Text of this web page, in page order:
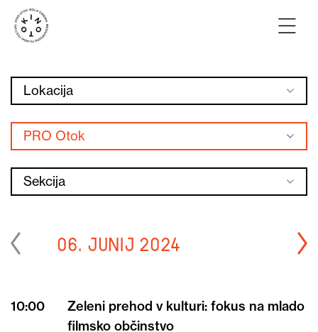
Lokacija
PRO Otok
Sekcija
06. junij 2024
10:00
Zeleni prehod v kulturi: fokus na mlado
filmsko občinstvo